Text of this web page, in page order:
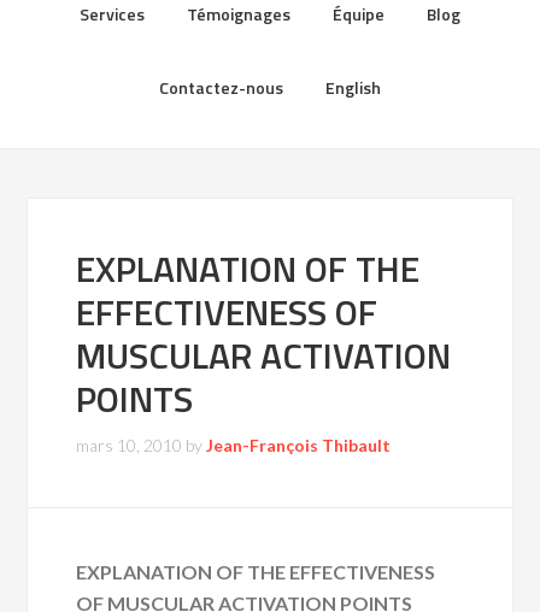
Services Témoignages Équipe Blog
Contactez-nous English
EXPLANATION OF THE
EFFECTIVENESS OF
MUSCULAR ACTIVATION
POINTS
mars 10, 2010 byJean-François Thibault
EXPLANATION OF THE EFFECTIVENESS
OF MUSCULAR ACTIVATION POINTS